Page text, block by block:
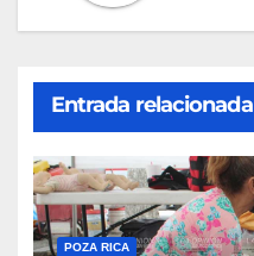
Entrada relacionada
POZA RICA